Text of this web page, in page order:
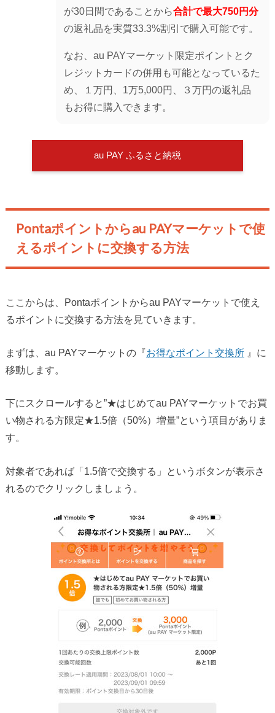
が30日間であることから合計で最大750円分
の返礼品を実質33.3%割引で購入可能です。
なお、au PAYマーケット限定ポイントとク
レジットカードの併用も可能となっているた
め、１万円、1万5,000円、３万円の返礼品
もお得に購入できます。
au PAY ふるさと納税
Pontaポイントからau PAYマーケットで使
えるポイントに交換する方法
ここからは、Pontaポイントからau PAYマーケットで使え
るポイントに交換する方法を見ていきます。
まずは、au PAYマーケットの『お得なポイント交換所 』に
移動します。
下にスクロールすると”★はじめてau PAYマーケットでお買
い物される方限定★1.5倍（50%）増量”という項目がありま
す。
対象者であれば「1.5倍で交換する」というボタンが表示さ
れるのでクリックしましょう。